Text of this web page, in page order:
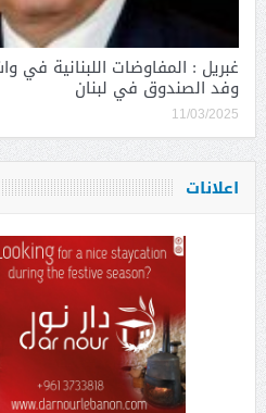
غبريل : المفاوضات اللبنانية في
وفد الصندوق في لبنان
11/03/2025
اعلانات